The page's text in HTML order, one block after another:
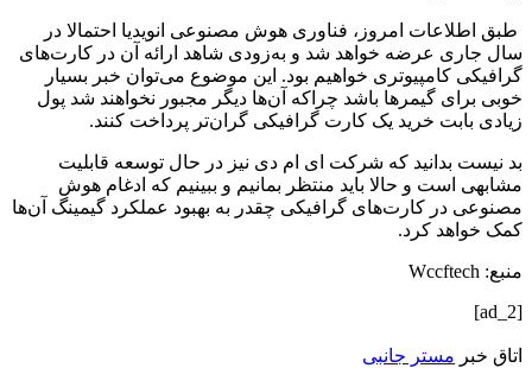
طبق اطلاعات امروز، فناوری هوش مصنوعی انویدیا احتمالا در
سال جاری عرضه خواهد شد و به‌زودی شاهد ارائه آن در کارت‌های
گرافیکی کامپیوتری خواهیم بود. این موضوع می‌توان خبر بسیار
خوبی برای گیمرها باشد چراکه آن‌ها دیگر مجبور نخواهند شد پول
زیادی بابت خرید یک کارت گرافیکی گران‌تر پرداخت کنند‌.
بد نیست بدانید که شرکت ای ام دی نیز در حال توسعه قابلیت
مشابهی است و حالا باید منتظر بمانیم و ببینیم که ادغام هوش
مصنوعی در کارت‌های گرافیکی چقدر به بهبود عملکرد گیمینگ آن‌ها
کمک خواهد کرد.
منبع: Wccftech
[ad_2]
اتاق خبر مستر جانبی